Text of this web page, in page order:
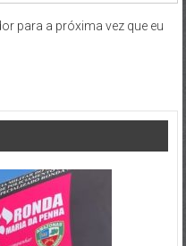
para a próxima vez que eu